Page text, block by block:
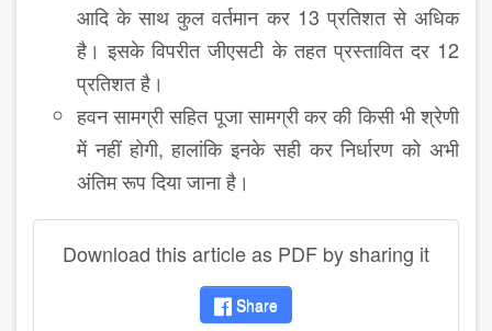
आदि के साथ कुल वर्तमान कर 13 प्रतिशत से अधिक
है। इसके विपरीत जीएसटी के तहत प्र‍स्‍तावित दर 12
प्रतिशत है।
हवन सामग्री सहित पूजा सामग्री कर की किसी भी श्रेणी
में नहीं होगी, हालांकि इनके सही कर निर्धारण को अभी
अंतिम रूप दिया जाना है।
Download this article as PDF by sharing it
Share